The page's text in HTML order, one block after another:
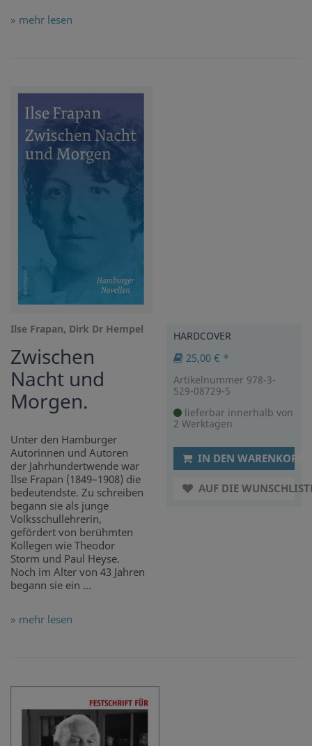
» mehr lesen
Ilse Frapan, Dirk Dr Hempel
Zwischen
Nacht und
Morgen.
Unter den Hamburger
Autorinnen und Autoren
der Jahrhundertwende war
Ilse Frapan (1849–1908) die
bedeutendste. Zu schreiben
begann sie als junge
Volksschullehrerin,
gefördert von berühmten
Kollegen wie Theodor
Storm und Paul Heyse.
Noch im Alter von 43 Jahren
begann sie ein ...
» mehr lesen
HARDCOVER
25,00 € *
Artikelnummer 978-3-
529-08729-5
lieferbar innerhalb von
2 Werktagen
IN DEN WARENKORB
AUF DIE